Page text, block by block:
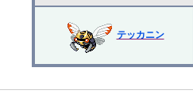
テッカニン